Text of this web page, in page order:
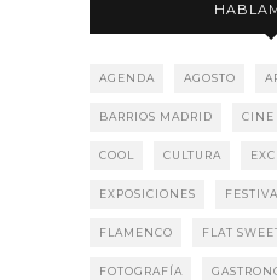
AGENDA AGOSTO
BARRIOS MADRID CINE
COOL CULTURA
EXPOSICIONES
FLAMENCO FLAT
FOTOGRAFÍA